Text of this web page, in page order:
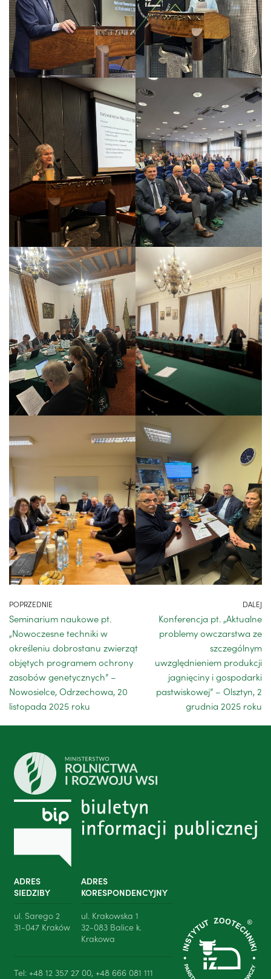
POPRZEDNIE
Seminarium naukowe pt.
„Nowoczesne techniki w
określeniu dobrostanu zwierząt
objętych programem ochrony
zasobów genetycznych” –
Nowosielce, Odrzechowa, 20
listopada 2025 roku
DALEJ
Konferencja pt. „Aktualne
problemy owczarstwa ze
szczególnym
uwzględnieniem produkcji
jagnięciny i gospodarki
pastwiskowej” – Olsztyn, 2
grudnia 2025 roku
ADRES
SIEDZIBY
ul. Sarego 2
31-047 Kraków
ADRES
KORESPONDENCYJNY
ul. Krakowska 1
32-083 Balice k.
Krakowa
Tel: +48 12 357 27 00, +48 666 081 111